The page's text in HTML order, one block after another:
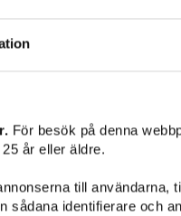
För besök på denna
år eller äldre.
till användarna,
identifierare och
till